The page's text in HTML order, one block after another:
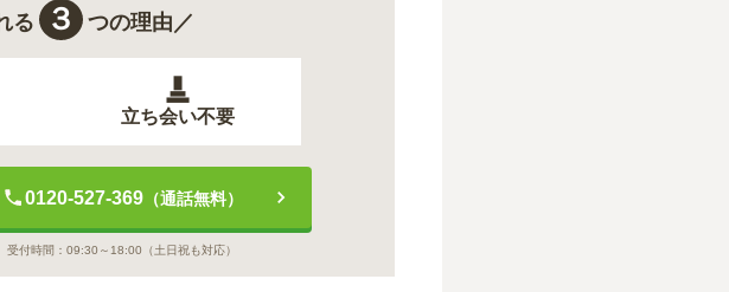
る ３ つの理由／
立ち会い不要
0120-527-369（通話無料）
受付時間： 09:30～18:00 （土日祝も対応）